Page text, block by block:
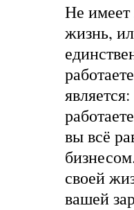
Не имеет
жизнь,
вы всё
своей
вашей